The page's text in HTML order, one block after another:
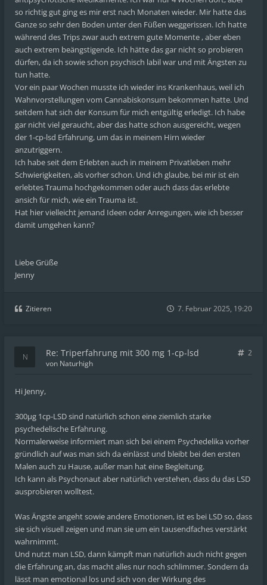
so richtig gut ging es mir erst nach Monaten wieder. Mir hatte das
Ganze so sehr den Boden unter den Füßen weggerissen. Ich hatte
während des Trips zwar auch extrem gute Momente , aber eben
auch extrem beängstigende. Ich hätte das gar nicht so probieren
dürfen, da ich sowie schon psychisch labil war und mit Ängsten zu
tun hatte.
Vor ein paar Wochen musste ich wieder ins Krankenhaus, weil ich
Wahnvorstellungen vom Cannabiskonsum bekommen hatte. Und
seitdem hat sich der Konsum für mich entgültig erledigt. Ich habe
gar nicht viel geraucht, aber das hatte schon ausgereicht, wegen
der 1-cp-lsd Erfahrung, um das in meinem Hirn wieder
anzutriggern.
Ich habe seit dem Erlebten auch in meinem Privatleben mehr
Schwierigkeiten, als vorher schon. Und ich glaube, bei mir ist ein
erlebtes Trauma hochgekommen oder auch dass das erlebte
ansich für mich, wie ein Trauma ist.
Hat hier vielleicht jemand Ideen oder Anregungen, wie ich besser
damit umgehen kann?
Liebe Grüße
Jenny
Zitieren 7. Februar 2025, 19:20
Re: Triperfahrung mit 300 mg 1-cp-lsd
2
von Naturhigh
Hi Jenny,
300µg 1cp-LSD sind natürlich schon eine ziemlich starke
psychedelische Erfahrung.
Normalerweise informiert man sich bei einem Psychedelika vorher
gründlich auf was man sich da einlässt und bleibt bei den ersten
Malen auch zu Hause, außer man hat eine Begleitung.
Ich kann als Psychonaut aber natürlich verstehen, dass du das LSD
ausprobieren wolltest.
Was Ängste angeht sowie andere Emotionen, ist es bei LSD so, dass
sie sich visuell zeigen und man sie um ein tausendfaches verstärkt
wahrnimmt.
Und nutzt man LSD, dann kämpft man natürlich auch nicht gegen
die Erfahrung an, das macht alles nur noch schlimmer. Sondern da
lässt man emotional los und sich von der Wirkung des